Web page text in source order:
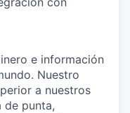
e información
Nuestro
a nuestros
de punta,